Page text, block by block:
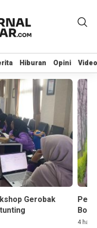
Hiburan Opini Video
Hiburan Opini Video
Gerobak
4 hari